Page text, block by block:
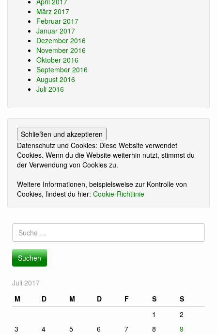
März 2017
Februar 2017
Januar 2017
Dezember 2016
November 2016
Oktober 2016
September 2016
August 2016
Juli 2016
Datenschutz und Cookies: Diese Website verwendet
Cookies. Wenn du die Website weiterhin nutzt, stimmst du
der Verwendung von Cookies zu.
Weitere Informationen, beispielsweise zur Kontrolle von
Cookies, findest du hier: Cookie-Richtlinie
Suche
nach:
Juli 2017
M
D M D F S
S
1
2
3
4 5 6 7 8
9